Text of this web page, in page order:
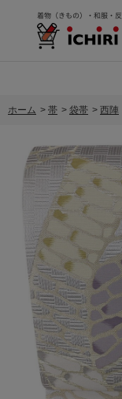
ホーム > 帯 > 袋帯 > 西陣